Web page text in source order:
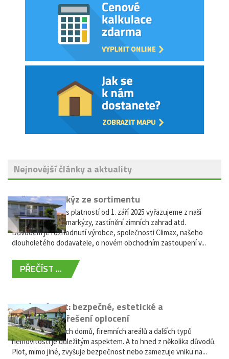
Nejnovější články a aktuality
Vyřazení markýz ze sortimentu
Vážení zákazníci, s platností od 1. září 2025 vyřazujeme z naší
nabídky výsuvné markýzy, zastínění zimních zahrad atd.
Důvodem je rozhodnutí výrobce, společnosti Climax, našeho
dlouholetého dodavatele, o novém obchodním zastoupení v...
PŘEČÍST ...
Hliníkový plot: bezpečné, estetické a
bezúdržbové řešení oplocení
Oplocení rodinných domů, firemních areálů a dalších typů
nemovitostí je důležitým aspektem. A to hned z několika důvodů.
Plot, mimo jiné, zvyšuje bezpečnost nebo zamezuje vniku na...